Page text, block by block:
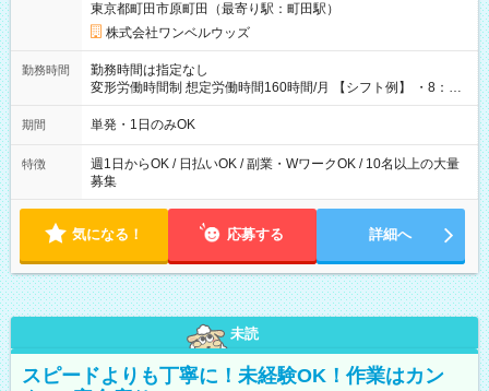
東京都町田市原町田（最寄り駅：町田駅）
株式会社ワンベルウッズ
勤務時間
勤務時間は指定なし
変形労働時間制 想定労働時間160時間/月 【シフト例】 ・8：00
～21：00
期間 単発・1日のみOK
特徴
週1日からOK / 日払いOK / 副業・WワークOK / 10名以上の大量
募集
気になる！ 応募する 詳細へ
未読
スピードよりも丁寧に！未経験OK！作業はカン